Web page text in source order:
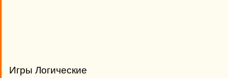
Игры Логические